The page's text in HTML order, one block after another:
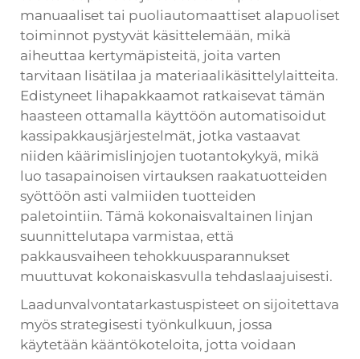
manuaaliset tai puoliautomaattiset alapuoliset
toiminnot pystyvät käsittelemään, mikä
aiheuttaa kertymäpisteitä, joita varten
tarvitaan lisätilaa ja materiaalikäsittelylaitteita.
Edistyneet lihapakkaamot ratkaisevat tämän
haasteen ottamalla käyttöön automatisoidut
kassipakkausjärjestelmät, jotka vastaavat
niiden käärimislinjojen tuotantokykyä, mikä
luo tasapainoisen virtauksen raakatuotteiden
syöttöön asti valmiiden tuotteiden
paletointiin. Tämä kokonaisvaltainen linjan
suunnittelutapa varmistaa, että
pakkausvaiheen tehokkuusparannukset
muuttuvat kokonaiskasvulla tehdaslaajuisesti.
Laadunvalvontatarkastuspisteet on sijoitettava
myös strategisesti työnkulkuun, jossa
käytetään kääntökoteloita, jotta voidaan